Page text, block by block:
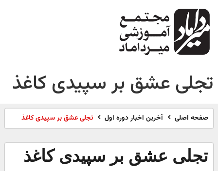
تجلی عشق بر سپیدی کاغذ
صفحه اصلی آخرین اخبار دوره اول تجلی عشق بر سپیدی کاغذ
تجلی عشق بر سپیدی کاغذ